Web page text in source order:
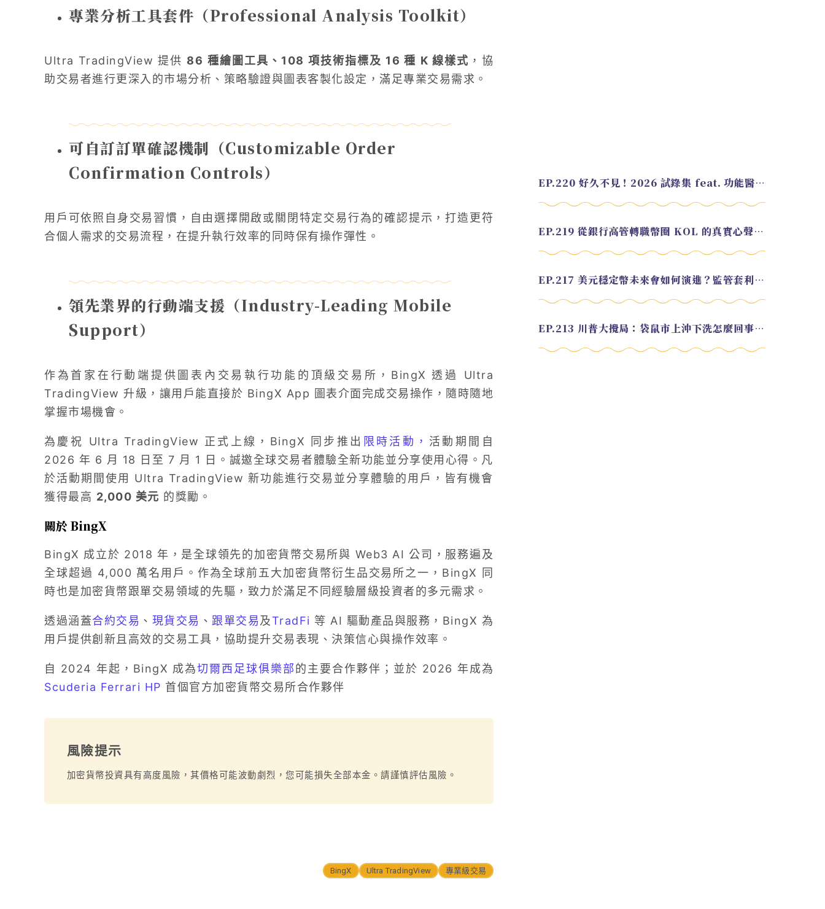
專業分析工具套件（Professional Analysis Toolkit）
Ultra TradingView 提供 86 種繪圖工具、108 項技術指標及 16 種 K 線樣式 ，協
助交易者進行更深入的市場分析、策略驗證與圖表客製化設定，滿足專業交易需求。
可自訂訂單確認機制（Customizable Order
Confirmation Controls）
用戶可依照自身交易習慣，自由選擇開啟或關閉特定交易行為的確認提示，打造更符
合個人需求的交易流程，在提升執行效率的同時保有操作彈性。
領先業界的行動端支援（Industry-Leading Mobile
Support）
作為首家在行動端提供圖表內交易執行功能的頂級交易所，BingX 透過 Ultra
TradingView 升級，讓用戶能直接於 BingX App 圖表介面完成交易操作，隨時隨地
掌握市場機會。
為慶祝 Ultra TradingView 正式上線，BingX 同步推出 限時活動， 活動期間自
2026 年 6 月 18 日至 7 月 1 日。誠邀全球交易者體驗全新功能並分享使用心得。凡
於活動期間使用 Ultra TradingView 新功能進行交易並分享體驗的用戶，皆有機會
獲得最高 2,000 美元 的獎勵。
關於 BingX
BingX 成立於 2018 年，是全球領先的加密貨幣交易所與 Web3 AI 公司，服務遍及
全球超過 4,000 萬名用戶。作為全球前五大加密貨幣衍生品交易所之一，BingX 同
時也是加密貨幣跟單交易領域的先驅，致力於滿足不同經驗層級投資者的多元需求。
透過涵蓋合約交易 、 現貨交易 、 跟單交易及TradFi 等 AI 驅動產品與服務，BingX 為
用戶提供創新且高效的交易工具，協助提升交易表現、決策信心與操作效率。
自 2024 年起，BingX 成為切爾西足球俱樂部的主要合作夥伴；並於 2026 年成為
Scuderia Ferrari HP 首個官方加密貨幣交易所合作夥伴
風險提示
加密貨幣投資具有高度風險，其價格可能波動劇烈，您可能損失全部本金。請謹慎評估風險。
BingX Ultra TradingView 專業級交易
EP.220 好久不見！2026 試錄集 feat. 功能醫學營養師 美寶
EP.219 從銀行高管轉職幣圈 KOL 的真實心聲 feat.龜大
EP.217 美元穩定幣未來會如何演進？監管套利終將收斂？feat. 研究員 余哲安
EP.213 川普大攪局：袋鼠市上沖下洗怎麼回事？feat. Alvin